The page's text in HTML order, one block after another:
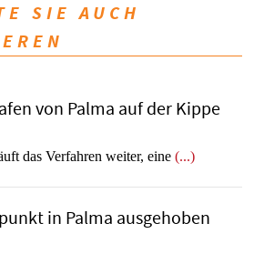
SIE AUCH
von Palma auf der Kippe
das Verfahren weiter, eine (...)
in Palma ausgehoben